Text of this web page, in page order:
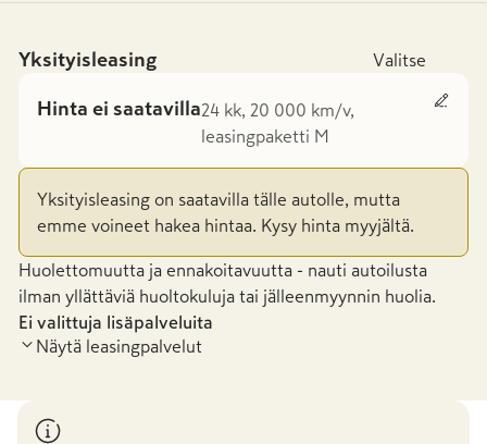
Yksityisleasing Valitse
Hinta ei saatavilla24 kk, 20 000 km/v,
leasingpaketti M
Yksityisleasing on saatavilla tälle autolle, mutta
emme voineet hakea hintaa. Kysy hinta myyjältä.
Huolettomuutta ja ennakoitavuutta - nauti autoilusta
ilman yllättäviä huoltokuluja tai jälleenmyynnin huolia.
Ei valittuja lisäpalveluita
Näytä leasingpalvelut